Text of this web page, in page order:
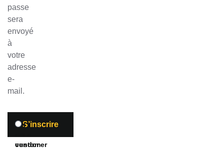
passe
sera
envoyé
à
votre
adresse
e-
mail.
I
customer
I
vendor
S’inscrire